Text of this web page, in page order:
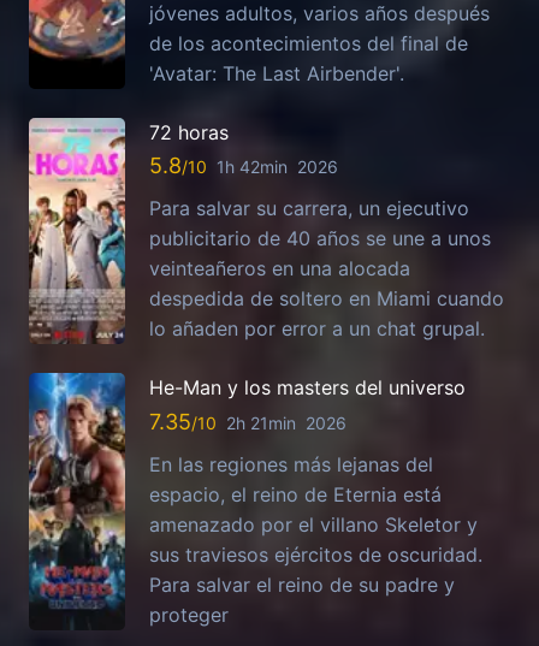
jóvenes adultos, varios años después
de los acontecimientos del final de
'Avatar: The Last Airbender'.
72 horas
5.8 1h 42min 2026
Para salvar su carrera, un ejecutivo
publicitario de 40 años se une a unos
veinteañeros en una alocada
despedida de soltero en Miami cuando
lo añaden por error a un chat grupal.
He-Man y los masters del universo
7.35 2h 21min 2026
En las regiones más lejanas del
espacio, el reino de Eternia está
amenazado por el villano Skeletor y
sus traviesos ejércitos de oscuridad.
Para salvar el reino de su padre y
proteger